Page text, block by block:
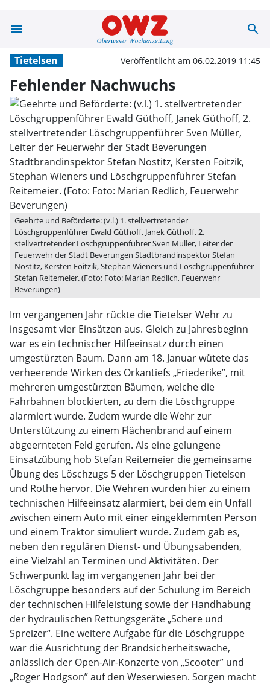
menu Fehlender search
Tietelsen Veröffentlicht am 06.02.2019 11:45
Fehlender Nachwuchs
Geehrte und Beförderte: (v.l.) 1. stellvertretender
Löschgruppenführer Ewald Güthoff, Janek Güthoff, 2.
stellvertretender Löschgruppenführer Sven Müller, Leiter der
Feuerwehr der Stadt Beverungen Stadtbrandinspektor Stefan
Nostitz, Kersten Foitzik, Stephan Wieners und Löschgruppenführer
Stefan Reitemeier. (Foto: Foto: Marian Redlich, Feuerwehr
Beverungen)
Im vergangenen Jahr rückte die Tietelser Wehr zu
insgesamt vier Einsätzen aus. Gleich zu Jahresbeginn
war es ein technischer Hilfeeinsatz durch einen
umgestürzten Baum. Dann am 18. Januar wütete das
verheerende Wirken des Orkantiefs „Friederike”, mit
mehreren umgestürzten Bäumen, welche die
Fahrbahnen blockierten, zu dem die Löschgruppe
alarmiert wurde. Zudem wurde die Wehr zur
Unterstützung zu einem Flächenbrand auf einem
abgeernteten Feld gerufen. Als eine gelungene
Einsatzübung hob Stefan Reitemeier die gemeinsame
Übung des Löschzugs 5 der Löschgruppen Tietelsen
und Rothe hervor. Die Wehren wurden hier zu einem
technischen Hilfeeinsatz alarmiert, bei dem ein Unfall
zwischen einem Auto mit einer eingeklemmten Person
und einem Traktor simuliert wurde. Zudem gab es,
neben den regulären Dienst- und Übungsabenden,
eine Vielzahl an Terminen und Aktivitäten. Der
Schwerpunkt lag im vergangenen Jahr bei der
Löschgruppe besonders auf der Schulung im Bereich
der technischen Hilfeleistung sowie der Handhabung
der hydraulischen Rettungsgeräte „Schere und
Spreizer“. Eine weitere Aufgabe für die Löschgruppe
war die Ausrichtung der Brandsicherheitswache,
anlässlich der Open-Air-Konzerte von „Scooter” und
„Roger Hodgson” auf den Weserwiesen. Sorgen macht